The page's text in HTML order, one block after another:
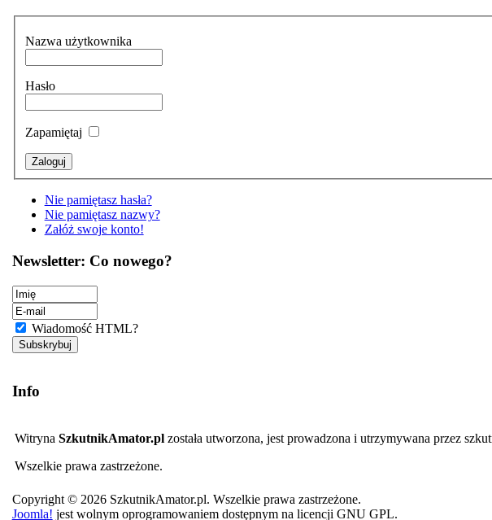
Nazwa użytkownika
Hasło
Zapamiętaj
Nie pamiętasz hasła?
Nie pamiętasz nazwy?
Załóż swoje konto!
Newsletter: Co nowego?
Wiadomość HTML?
Info
Witryna SzkutnikAmator.plzostała utworzona, jest prowadzona i utrzymywana przez
Wszelkie prawa zastrzeżone.
Copyright © 2026 SzkutnikAmator.pl. Wszelkie prawa zastrzeżone.
Joomla! jest wolnym oprogramowaniem dostępnym na licencji GNU GPL.